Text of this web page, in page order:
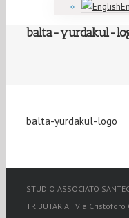
balta-yurdakul-
balta-yurdakul-logo
STUDIO ASSOCIATO
TRIBUTARIA | Via